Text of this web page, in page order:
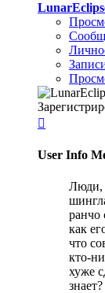

User Info
Люди,
ранчо
как
что
кто-
хуже
знает?